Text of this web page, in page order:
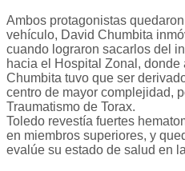
Ambos protagonistas
vehículo, David Chumbita
cuando lograron sacarlos del
hacia el Hospital Zonal,
Chumbita tuvo que ser
centro de mayor complejidad,
Traumatismo de Torax.
Toledo revestía fuertes
en miembros superiores, y
evalúe su estado de salud en